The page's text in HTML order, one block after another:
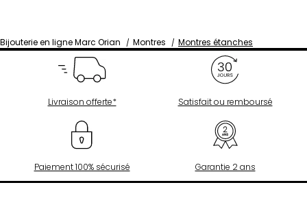
Bijouterie en ligne Marc Orian Montres Montres étanches
Livraison offerte* Satisfait ou remboursé
Paiement 100% sécurisé Garantie 2 ans